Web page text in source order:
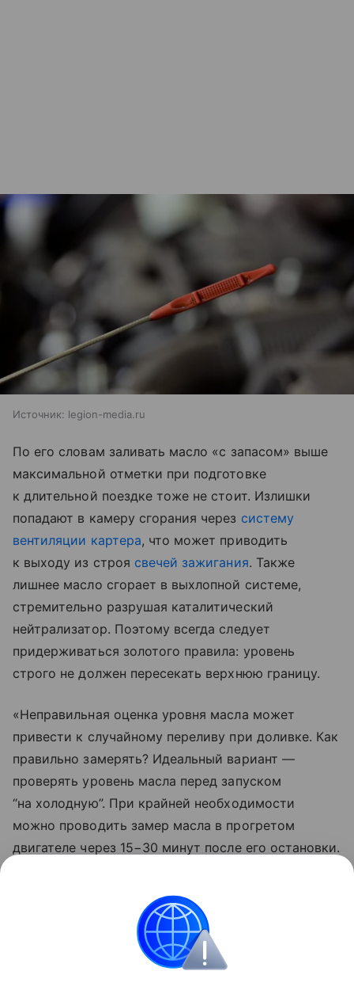
Источник: legion-media.ru
По его словам заливать масло «с запасом» выше
максимальной отметки при подготовке
к длительной поездке тоже не стоит. Излишки
попадают в камеру сгорания через систему
вентиляции картера, что может приводить
к выходу из строя свечей зажигания. Также
лишнее масло сгорает в выхлопной системе,
стремительно разрушая каталитический
нейтрализатор. Поэтому всегда следует
придерживаться золотого правила: уровень
строго не должен пересекать верхнюю границу.
«Неправильная оценка уровня масла может
привести к случайному переливу при доливке. Как
правильно замерять? Идеальный вариант —
проверять уровень масла перед запуском
“на холодную”. При крайней необходимости
можно проводить замер масла в прогретом
двигателе через 15−30 минут после его остановки.
в поддон, и можно оценить его реальный объем.
Все замеры нужно проводить на ровной
поверхности», — подытожил Волков.